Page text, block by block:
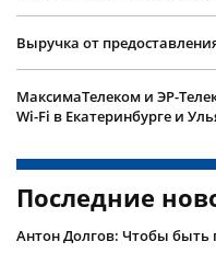
Выручка от
МаксимаТелеком и ЭР-
Wi-Fi в Екатеринбурге и
Последние
Антон Долгов: Чтобы быть